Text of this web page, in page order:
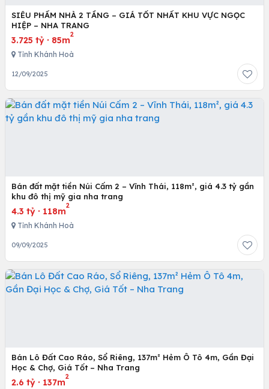
SIÊU PHẨM NHÀ 2 TẦNG – GIÁ TỐT NHẤT KHU VỰC NGỌC
HIỆP – NHA TRANG
3.725 tỷ · 85m
2
Tỉnh Khánh Hoà
12/09/2025
Bán đất mặt tiền Núi Cấm 2 – Vĩnh Thái, 118m², giá 4.3 tỷ gần
khu đô thị mỹ gia nha trang
4.3 tỷ · 118m
2
Tỉnh Khánh Hoà
09/09/2025
Bán Lô Đất Cao Ráo, Sổ Riêng, 137m² Hẻm Ô Tô 4m, Gần Đại
Học & Chợ, Giá Tốt – Nha Trang
2.6 tỷ · 137m
2